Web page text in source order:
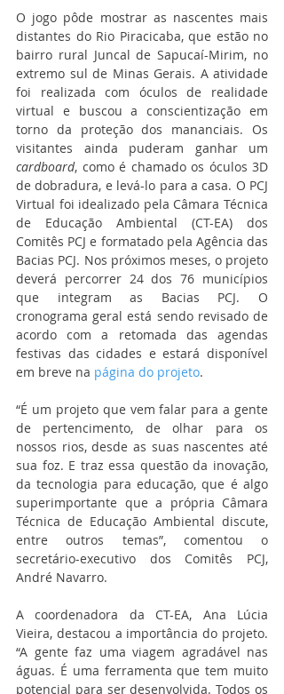
O jogo pôde mostrar as nascentes mais
distantes do Rio Piracicaba, que estão no
bairro rural Juncal de Sapucaí-Mirim, no
extremo sul de Minas Gerais. A atividade
foi realizada com óculos de realidade
virtual e buscou a conscientização em
torno da proteção dos mananciais. Os
cardboard, como é chamado os óculos 3D
de dobradura, e levá-lo para a casa. O PCJ
Virtual foi idealizado pela Câmara Técnica
de Educação Ambiental (CT-EA) dos
Comitês PCJ e formatado pela Agência das
Bacias PCJ. Nos próximos meses, o projeto
deverá percorrer 24 dos 76 municípios
que integram as Bacias PCJ. O
cronograma geral está sendo revisado de
acordo com a retomada das agendas
festivas das cidades e estará disponível
em breve na página do projeto.
“É um projeto que vem falar para a gente
de pertencimento, de olhar para os
nossos rios, desde as suas nascentes até
sua foz. E traz essa questão da inovação,
da tecnologia para educação, que é algo
superimportante que a própria Câmara
Técnica de Educação Ambiental discute,
entre outros temas”, comentou o
secretário-executivo dos Comitês PCJ,
André Navarro.
A coordenadora da CT-EA, Ana Lúcia
Vieira, destacou a importância do projeto.
“A gente faz uma viagem agradável nas
águas. É uma ferramenta que tem muito
potencial para ser desenvolvida. Todos os